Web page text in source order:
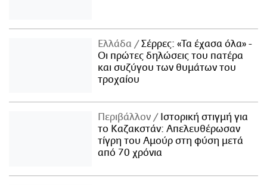
Ελλάδα
Σέρρες: «Τα έχασα όλα» -
Οι πρώτες δηλώσεις του πατέρα
και συζύγου των θυμάτων του
τροχαίου
Περιβάλλον
Ιστορική στιγμή για
το Καζακστάν: Απελευθέρωσαν
τίγρη του Αμούρ στη φύση μετά
από 70 χρόνια